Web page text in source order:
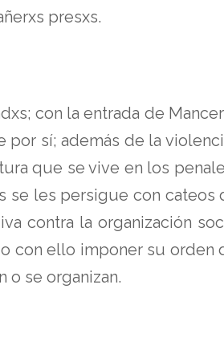
presxs.
con la entrada de
sí; además de la
que se vive en los
les persigue con cateos
contra la organización
ello imponer su orden
o se organizan.